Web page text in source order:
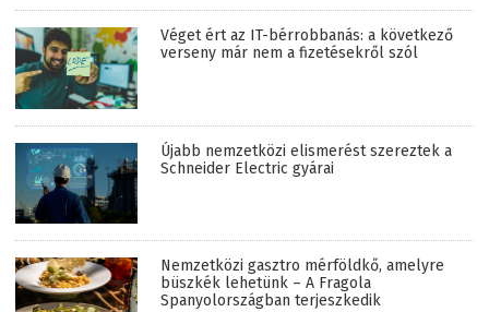
Véget ért az IT-bérrobbanás: a következő
verseny már nem a fizetésekről szól
Újabb nemzetközi elismerést szereztek a
Schneider Electric gyárai
Nemzetközi gasztro mérföldkő, amelyre
büszkék lehetünk – A Fragola
Spanyolországban terjeszkedik